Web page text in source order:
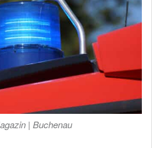
| Buchenau